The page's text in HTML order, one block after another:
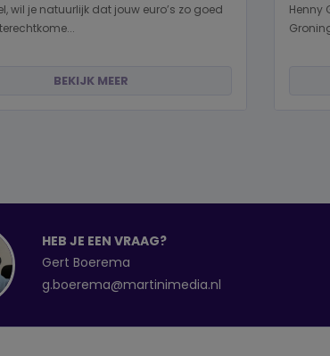
wil je natuurlijk dat jouw euro’s zo goed
BEKIJK MEER
Henny
HEB JE EEN VRAAG?
Gert Boerema
g.boerema@martinimedia.nl